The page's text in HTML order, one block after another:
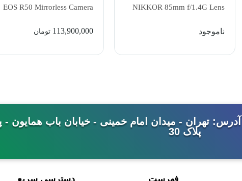
NIKKOR 85mm f/1.4G Lens
ناموجود
EOS R50 Mirrorless Camera
113,900,000 تومان
شماره تماس: 33992344-021 - 09127172462 آدرس: تهران - میدان امام خمینی - خیابان باب
پلاک 30
فهرست دسترسی سریع